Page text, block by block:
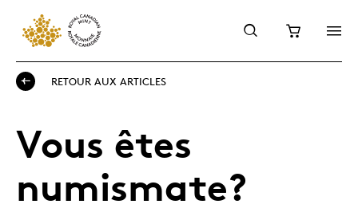
RETOUR AUX ARTICLES
Vous êtes
numismate?